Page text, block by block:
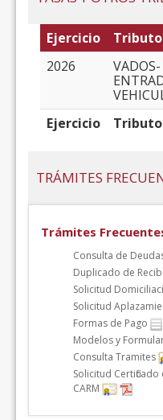
Ejercicio Tributo
2026
VADOS-
Ejercicio
Tributo
TRÁMITES
Trámites
Consulta de
Duplicado de
Solicitud
Solicitud
Formas de Pago
Modelos y
Consulta Tramites
Solicitud
CARM